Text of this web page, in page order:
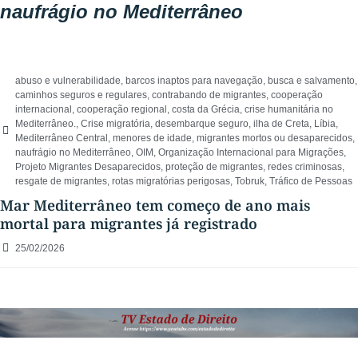
naufrágio no Mediterrâneo
abuso e vulnerabilidade, barcos inaptos para navegação, busca e salvamento,
caminhos seguros e regulares, contrabando de migrantes, cooperação
internacional , cooperação regional , costa da Grécia, crise humanitária no
Mediterrâneo., Crise migratória, desembarque seguro, ilha de Creta, Líbia,
Mediterrâneo Central , menores de idade, migrantes mortos ou desaparecidos,
naufrágio no Mediterrâneo, OIM , Organização Internacional para Migrações,
Projeto Migrantes Desaparecidos, proteção de migrantes, redes criminosas,
resgate de migrantes, rotas migratórias perigosas, Tobruk, Tráfico de Pessoas
Mar Mediterrâneo tem começo de ano mais
mortal para migrantes já registrado
25/02/2026